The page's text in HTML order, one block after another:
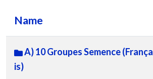
Name
A) 10 Groupes Semence (França
is)